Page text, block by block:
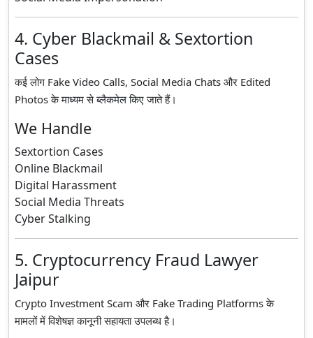
4. Cyber Blackmail & Sextortion
Cases
कई लोग Fake Video Calls, Social Media Chats और Edited
Photos के माध्यम से ब्लैकमेल किए जाते हैं।
We Handle
Sextortion Cases
Online Blackmail
Digital Harassment
Social Media Threats
Cyber Stalking
5. Cryptocurrency Fraud Lawyer
Jaipur
Crypto Investment Scam और Fake Trading Platforms के
मामलों में विशेषज्ञ कानूनी सहायता उपलब्ध है।